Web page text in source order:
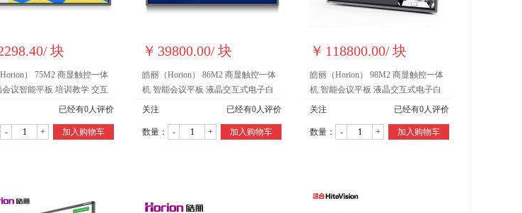
/块
） 75M2 商显触控一体
会议智能平板 培训教学 交互
寸/4K超高清)
已经有0人评价
- + 加入购物车
￥ 39800.00/块
皓丽（Horion） 86M2 商显触控一体
机 智能会议平板 液晶交互式电子白
板 (86英寸/4K超高清)
关注 已经有0人评价
数量： - + 加入购物车
￥ 118800.00/块
皓丽（Horion） 98M2 商显触控一体
机 智能会议平板 液晶交互式电子白
板 (98英寸/4K超高清)
关注 已经有0人评价
数量： - + 加入购物车